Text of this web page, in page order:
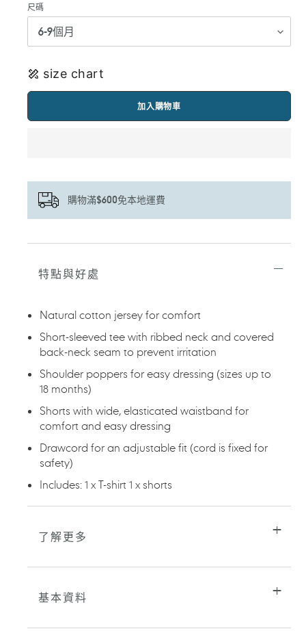
尺碼
size chart
加入購物車
購物滿$600免本地運費
正
入
物
特點與好處
Natural cotton jersey for comfort
Short-sleeved tee with ribbed neck and covered
back-neck seam to prevent irritation
Shoulder poppers for easy dressing (sizes up to
18 months)
Shorts with wide, elasticated waistband for
comfort and easy dressing
Drawcord for an adjustable fit (cord is fixed for
safety)
Includes: 1 x T-shirt 1 x shorts
了解更多
基本資料